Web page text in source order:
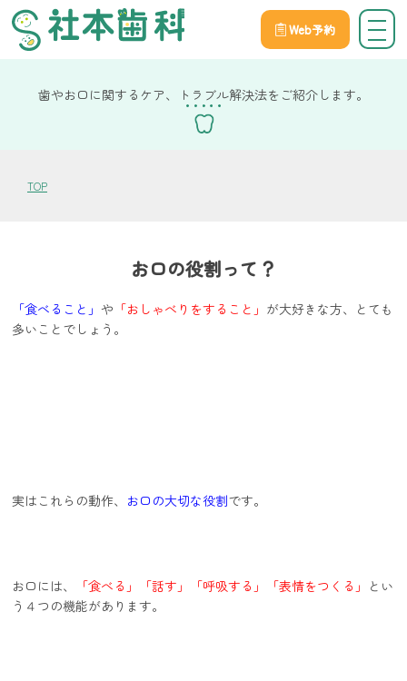
Web予約
院長社本の健康コラム
歯やお口に関するケア、トラブル解決法をご紹介します。
TOP
お口の役割って？
「食べること」や 「おしゃべりをすること」 が大好きな方、とても
多いことでしょう。
実はこれらの動作、 お口の大切な役割です。
お口には、 「食べる」「話す」「呼吸する」「表情をつくる」 とい
う４つの機能があります。